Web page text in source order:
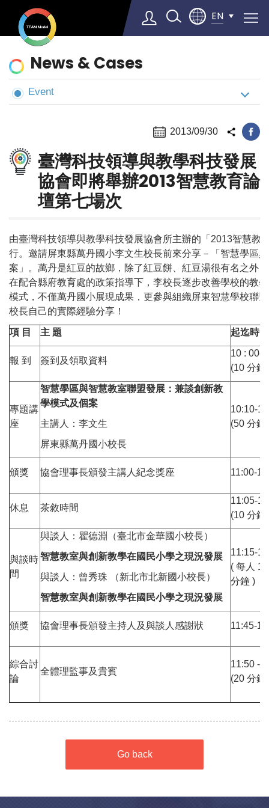
EN
▼
News
&
Cases
News & Cases
Event
2013/09/30
臺灣科技領導與教學科技發展
協會即將舉辦2013智慧教育論
壇第七場次
由臺灣科技領導與教學科技發展協會所主辦的「2013智慧教
行。邀請屏東縣萬丹國小李文生校長前來分享－「智慧學區
案」。萬丹是紅豆的故鄉，除了紅豆餅、紅豆湯很有名之外
在配合縣府教育處的政策指導下，李校長逐步改善學校的教
模式，不僅萬丹國小展現成果，更參與組織屏東智慧學校聯
校長自己的實際經驗分享！
項 目 主 題 起迄時間
報 到 簽到及領取資料
10 : 00-
(10 分鐘
專題講
座
智慧學區與智慧教室聯盟發展：兼談創新教
學模式及個案
主講人：李文生
屏東縣萬丹國小校長
10:10-
(50 分鐘
頒獎 協會理事長頒發主講人紀念獎座 11:00-
休息 茶敘時間
11:05-
(10 分鐘
與談時
間
與談人：瞿德淵（臺北市金華國小校長）
智慧教室與創新教學在國民小學之現況發展
與談人：曾秀珠 （新北市北新國小校長）
智慧教室與創新教學在國民小學之現況發展
11:15-
( 每人
分鐘 )
頒獎 協會理事長頒發主持人及與談人感謝狀 11:45-
綜合討
論
全體理監事及貴賓
11:50 -
(20 分鐘
Go back